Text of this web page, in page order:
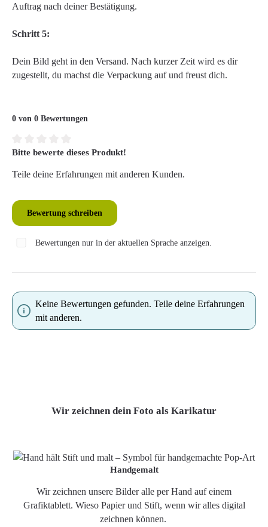
Auftrag nach deiner Bestätigung.
Schritt 5:
Dein Bild geht in den Versand. Nach kurzer Zeit wird es dir
zugestellt, du machst die Verpackung auf und freust dich.
0 von 0 Bewertungen
Durchschnittliche Bewertung von 0 von 5 Sternen
Bitte bewerte dieses Produkt!
Teile deine Erfahrungen mit anderen Kunden.
Bewertung schreiben
Bewertungen nur in der aktuellen Sprache anzeigen.
Keine Bewertungen gefunden. Teile deine Erfahrungen
mit anderen.
Wir zeichnen dein Foto als Karikatur
Handgemalt
Wir zeichnen unsere Bilder alle per Hand auf einem
Grafiktablett. Wieso Papier und Stift, wenn wir alles digital
zeichnen können.